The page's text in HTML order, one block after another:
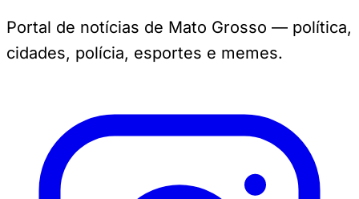
Portal de notícias de Mato Grosso — política,
cidades, polícia, esportes e memes.